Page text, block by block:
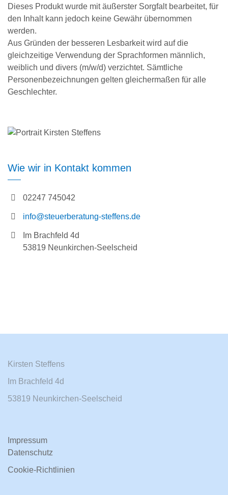
Dieses Produkt wurde mit äußerster Sorgfalt bearbeitet, für
den Inhalt kann jedoch keine Gewähr übernommen
werden.
Aus Gründen der besseren Lesbarkeit wird auf die
gleichzeitige Verwendung der Sprachformen männlich,
weiblich und divers (m/w/d) verzichtet. Sämtliche
Personenbezeichnungen gelten gleichermaßen für alle
Geschlechter.
Wie wir in Kontakt kommen
02247 745042
info@steuerberatung-steffens.de
Im Brachfeld 4d
53819 Neunkirchen-Seelscheid
Kirsten Steffens
Im Brachfeld 4d
53819 Neunkirchen-Seelscheid
Impressum
Datenschutz
Cookie-Richtlinien